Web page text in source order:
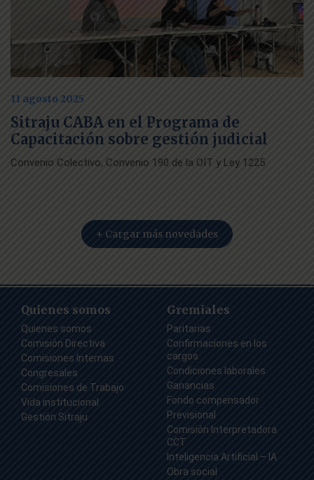
11 agosto 2025
Sitraju CABA en el Programa de
Capacitación sobre gestión judicial
Convenio Colectivo, Convenio 190 de la OIT y Ley 1225
+ Cargar más novedades
Quienes somos
Quienes somos
Comisión Directiva
Comisiones Internas
Congresales
Comisiones de Trabajo
Vida institucional
Gestión Sitraju
Gremiales
Paritarias
Confirmaciones en los
cargos
Condiciones laborales
Ganancias
Fondo compensador
Previsional
Comisión Interpretadora
CCT
Inteligencia Artificial – IA
Obra social